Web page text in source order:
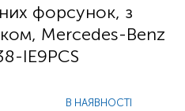
форсунок, з
Mercedes-Benz
IE9PCS
В НАЯВНОСТІ